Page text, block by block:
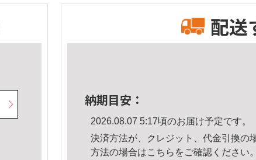
配送
納期目安：
2026.08.07 5:17頃のお届け予定です。
決済方法が、クレジット、代金引換の
方法の場合はこちら をご確認ください。